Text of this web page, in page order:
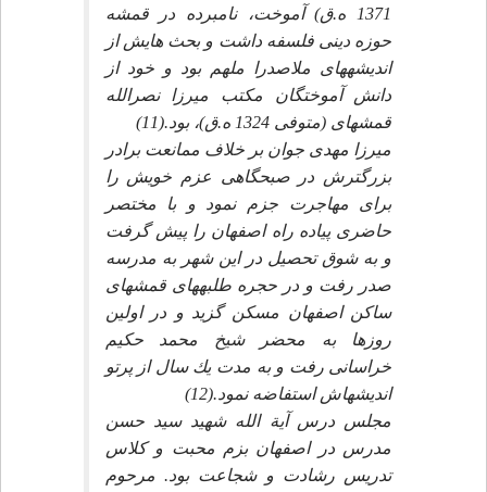
1371 ه.ق) آموخت، نامبرده در قمشه
حوزه دينى فلسفه داشت و بحث هايش از
انديشه‏هاى ملاصدرا ملهم بود و خود از
دانش آموختگان مكتب ميرزا نصرالله
قمشه‏اى (متوفى 1324 ه.ق)، بود.(11)
ميرزا مهدى جوان بر خلاف ممانعت برادر
بزرگترش در صبحگاهى عزم خويش را
براى مهاجرت جزم نمود و با مختصر
حاضرى پياده راه اصفهان را پيش گرفت
و به شوق تحصيل در اين شهر به مدرسه
صدر رفت و در حجره طلبه‏هاى قمشه‏اى
ساكن اصفهان مسكن گزيد و در اولين
روزها به محضر شيخ محمد حكيم
خراسانى رفت و به مدت يك سال از پرتو
انديشه‏اش استفاضه نمود.(12)
مجلس درس آية الله شهيد سيد حسن
مدرس در اصفهان بزم محبت و كلاس
تدريس رشادت و شجاعت بود. مرحوم